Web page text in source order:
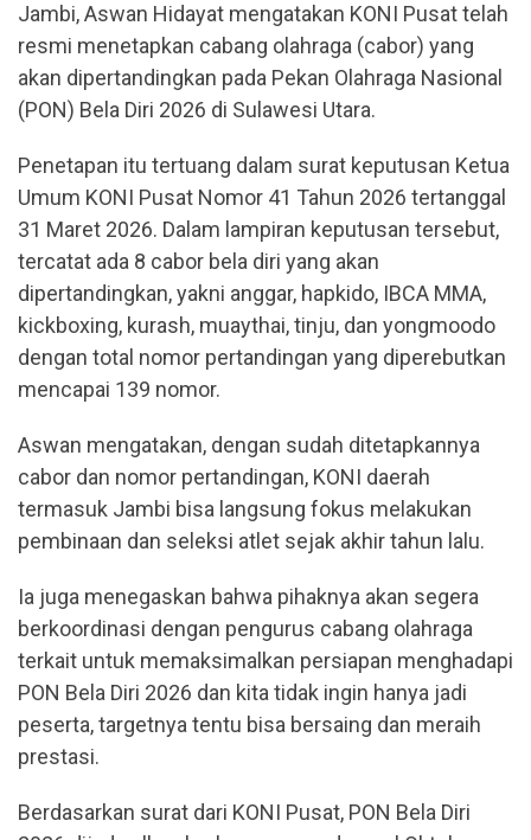
Jambi, Aswan Hidayat mengatakan KONI Pusat telah
resmi menetapkan cabang olahraga (cabor) yang
akan dipertandingkan pada Pekan Olahraga Nasional
(PON) Bela Diri 2026 di Sulawesi Utara.
Penetapan itu tertuang dalam surat keputusan Ketua
Umum KONI Pusat Nomor 41 Tahun 2026 tertanggal
31 Maret 2026. Dalam lampiran keputusan tersebut,
tercatat ada 8 cabor bela diri yang akan
dipertandingkan, yakni anggar, hapkido, IBCA MMA,
kickboxing, kurash, muaythai, tinju, dan yongmoodo
dengan total nomor pertandingan yang diperebutkan
mencapai 139 nomor.
Aswan mengatakan, dengan sudah ditetapkannya
cabor dan nomor pertandingan, KONI daerah
termasuk Jambi bisa langsung fokus melakukan
pembinaan dan seleksi atlet sejak akhir tahun lalu.
Ia juga menegaskan bahwa pihaknya akan segera
berkoordinasi dengan pengurus cabang olahraga
terkait untuk memaksimalkan persiapan menghadapi
PON Bela Diri 2026 dan kita tidak ingin hanya jadi
peserta, targetnya tentu bisa bersaing dan meraih
prestasi.
Berdasarkan surat dari KONI Pusat, PON Bela Diri